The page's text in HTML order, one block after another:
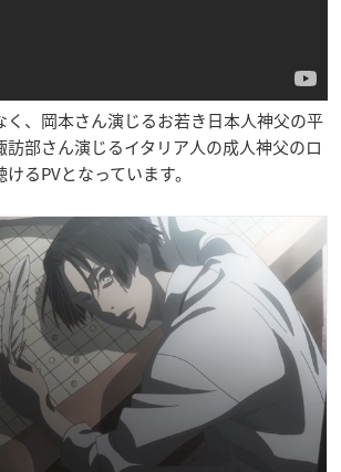
く、岡本さん演じるお若き日本人神父の平
部さん演じるイタリア人の成人神父のロ
るPVとなっています。